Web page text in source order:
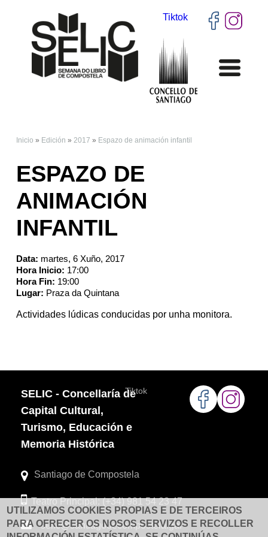
Tiktok
Inicio » Edición »2017 » Espazo de animación infantil
ESPAZO DE
ANIMACIÓN
INFANTIL
Data: martes, 6 Xuño, 2017
Hora Inicio: 17:00
Hora Fin: 19:00
Lugar: Praza da Quintana
Actividades lúdicas conducidas por unha monitora.
SELIC - Concellaría de
Capital Cultural,
Turismo, Educación e
Memoria Histórica
Tiktok
Santiago de Compostela
Teatro Principal: (+34) 981 54 23 47
selic@santiagodecompostela.gal
UTILIZAMOS COOKIES PROPIAS E DE TERCEIROS
PARA OFRECER OS NOSOS SERVIZOS E RECOLLER